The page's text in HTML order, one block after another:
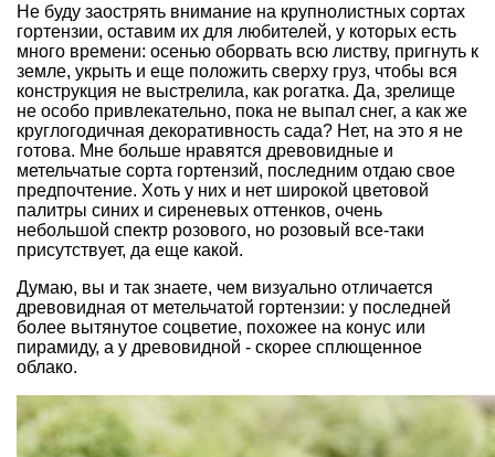
Не буду заострять внимание на крупнолистных сортах
гортензии, оставим их для любителей, у которых есть
много времени: осенью оборвать всю листву, пригнуть к
земле, укрыть и еще положить сверху груз, чтобы вся
конструкция не выстрелила, как рогатка. Да, зрелище
не особо привлекательно, пока не выпал снег, а как же
круглогодичная декоративность сада? Нет, на это я не
готова. Мне больше нравятся древовидные и
метельчатые сорта гортензий, последним отдаю свое
предпочтение. Хоть у них и нет широкой цветовой
палитры синих и сиреневых оттенков, очень
небольшой спектр розового, но розовый все-таки
присутствует, да еще какой.
Думаю, вы и так знаете, чем визуально отличается
древовидная от метельчатой гортензии: у последней
более вытянутое соцветие, похожее на конус или
пирамиду, а у древовидной - скорее сплющенное
облако.